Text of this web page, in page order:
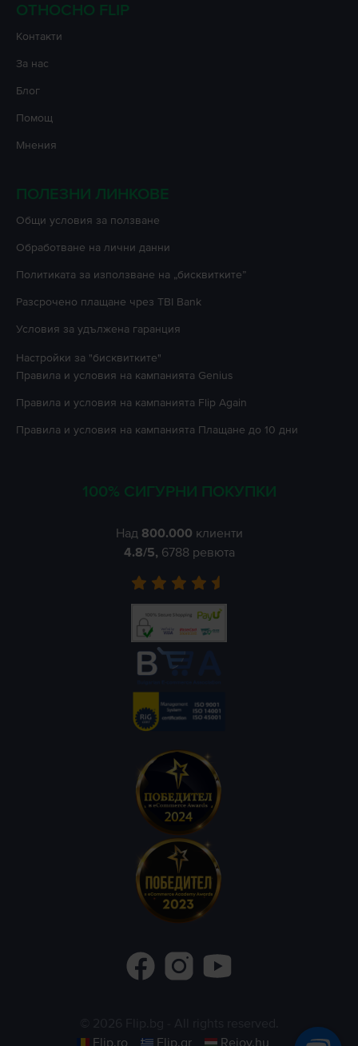
ОТНОСНО FLIP
Контакти
За нас
Блог
Помощ
Мнения
ПОЛЕЗНИ ЛИНКОВЕ
Oбщи условия за ползване
Oбработване на лични данни
Политиката за използване на „бисквитките”
Разсрочено плащане чрез TBI Bank
Условия за удължена гаранция
Настройки за "бисквитките"
Правила и условия на кампанията Genius
Правила и условия на кампанията Flip Again
Правила и условия на кампанията Плащане до 10 дни
100% СИГУРНИ ПОКУПКИ
Над 800.000 клиенти
4.8/5, 6788 ревюта